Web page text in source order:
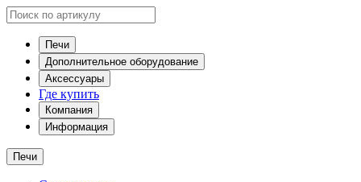
Печи
Дополнительное оборудование
Аксессуары
Где купить
Компания
Информация
Печи